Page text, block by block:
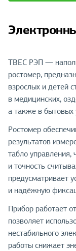
ТВЕС РЭП —
ростомер,
взрослых и детей
в медицинских,
а также в бытовых
Ростомер
результатов
табло управления,
и точность
предусматривает
и надёжную
Прибор работает
позволяет
нестабильного
работы снижает